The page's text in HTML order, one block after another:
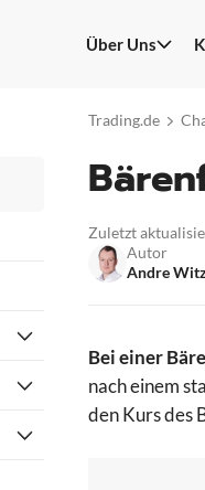
Über Uns
Trading.de
Zuletzt
Autor
Andre
Bei einer
nach einem
den Kurs des